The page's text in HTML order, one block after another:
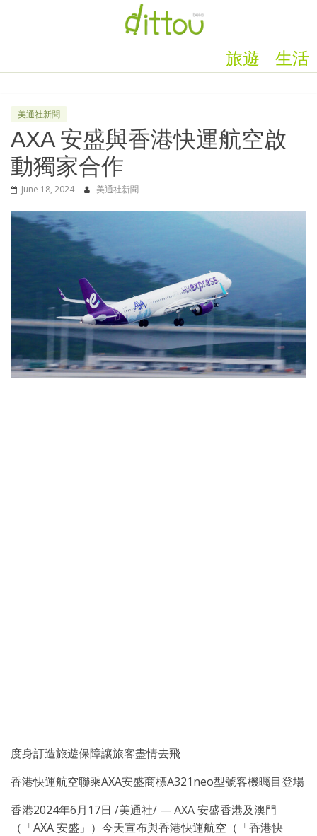
生活
旅遊
美通社新聞
AXA 安盛與香港快運航空啟
動獨家合作
June 18, 2024 美通社新聞
度身訂造旅遊保障讓旅客盡情去飛
香港快運航空聯乘AXA安盛商標A321neo型號客機曯目登場
香港2024年6月17日 /美通社/ — AXA 安盛香港及澳門
（「AXA 安盛」）今天宣布與香港快運航空（「香港快